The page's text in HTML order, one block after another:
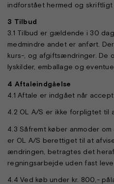
indforstået hermed og skriftligt
3 Tilbud
3.1 Tilbud er gældende i 30
medmindre andet er anført.
kurs-, og afgiftsændringer. De
lyskilder, emballage og
4 Aftaleindgåelse
4.1 Aftale er indgået når
4.2 OL A/S er ikke forpligtet til
4.3 Såfremt køber anmoder
er OL A/S berettiget til at
ændringen, betragtes det
regningsarbejde uden fast
4.4 Ved køb under kr. 800,-